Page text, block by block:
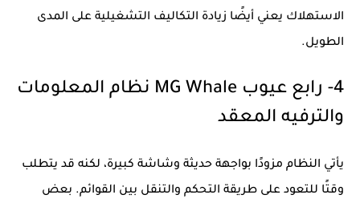
الاستهلاك يعني أيضًا زيادة التكاليف التشغيلية على المدى
الطويل.
4- رابع عيوب MG Whale نظام المعلومات
والترفيه المعقد
يأتي النظام مزودًا بواجهة حديثة وشاشة كبيرة، لكنه قد يتطلب
وقتًا للتعود على طريقة التحكم والتنقل بين القوائم. بعض